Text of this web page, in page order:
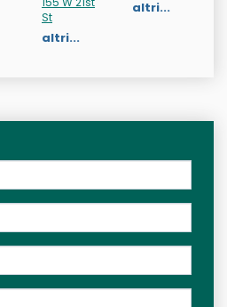
St
altri...
altri...